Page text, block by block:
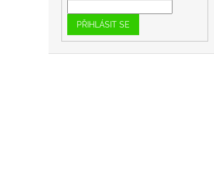
PŘIHLÁSIT SE